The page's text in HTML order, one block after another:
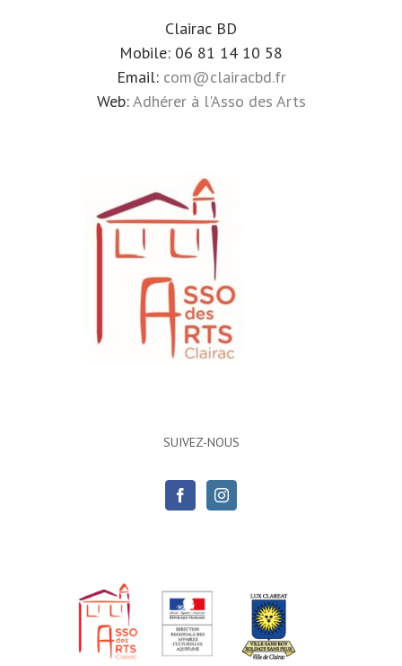
Clairac BD
Mobile: 06 81 14 10 58
Email: com@clairacbd.fr
Web:Adhérer à l'Asso des Arts
SUIVEZ-NOUS